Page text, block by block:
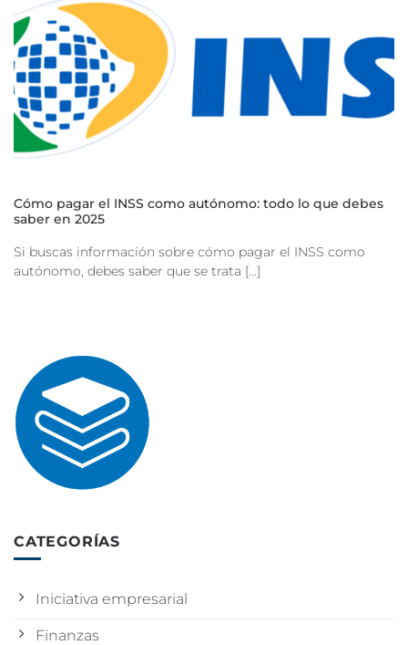
Cómo pagar el INSS como autónomo: todo lo que debes
saber en 2025
Si buscas información sobre cómo pagar el INSS como
autónomo, debes saber que se trata [...]
CATEGORÍAS
Iniciativa empresarial
Finanzas